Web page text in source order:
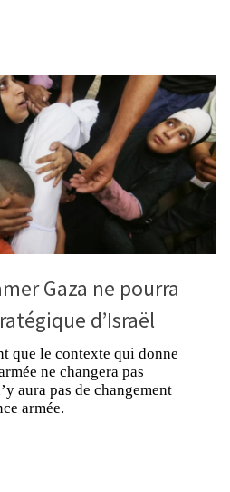
Gaza ne pourra
d’Israël
que le contexte qui donne
ne changera pas
aura pas de changement
armée.